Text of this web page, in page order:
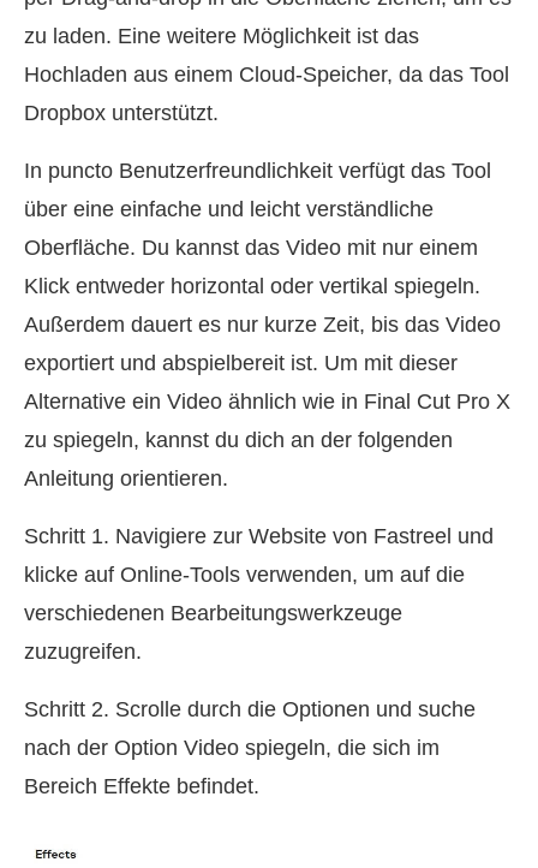
zu laden. Eine weitere Möglichkeit ist das
Hochladen aus einem Cloud-Speicher, da das Tool
Dropbox unterstützt.
In puncto Benutzerfreundlichkeit verfügt das Tool
über eine einfache und leicht verständliche
Oberfläche. Du kannst das Video mit nur einem
Klick entweder horizontal oder vertikal spiegeln.
Außerdem dauert es nur kurze Zeit, bis das Video
exportiert und abspielbereit ist. Um mit dieser
Alternative ein Video ähnlich wie in Final Cut Pro X
zu spiegeln, kannst du dich an der folgenden
Anleitung orientieren.
Schritt 1. Navigiere zur Website von Fastreel und
klicke auf Online-Tools verwenden, um auf die
verschiedenen Bearbeitungswerkzeuge
zuzugreifen.
Schritt 2. Scrolle durch die Optionen und suche
nach der Option Video spiegeln, die sich im
Bereich Effekte befindet.